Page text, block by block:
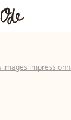
impressionnantes... Cette célèbre chanteuse qui a signé